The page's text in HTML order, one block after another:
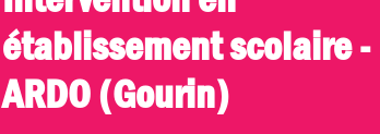
établissement scolaire -
ARDO (Gourin)